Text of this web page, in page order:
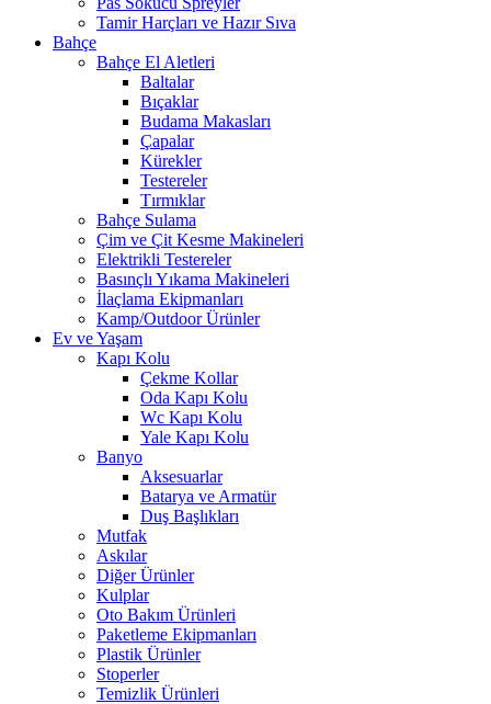
Tamir Harçları ve Hazır Sıva
Bahçe
Bahçe El Aletleri
Baltalar
Bıçaklar
Budama Makasları
Çapalar
Kürekler
Testereler
Tırmıklar
Bahçe Sulama
Çim ve Çit Kesme Makineleri
Elektrikli Testereler
Basınçlı Yıkama Makineleri
İlaçlama Ekipmanları
Kamp/Outdoor Ürünler
Ev ve Yaşam
Kapı Kolu
Çekme Kollar
Oda Kapı Kolu
Wc Kapı Kolu
Yale Kapı Kolu
Banyo
Aksesuarlar
Batarya ve Armatür
Duş Başlıkları
Mutfak
Askılar
Diğer Ürünler
Kulplar
Oto Bakım Ürünleri
Paketleme Ekipmanları
Plastik Ürünler
Stoperler
Temizlik Ürünleri